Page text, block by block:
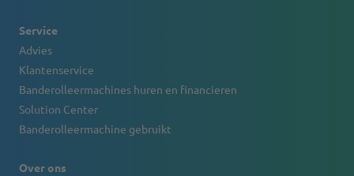
Service
Advies
Klantenservice
Banderolleermachines huren en financieren
Solution Center
Banderolleermachine gebruikt
Over ons